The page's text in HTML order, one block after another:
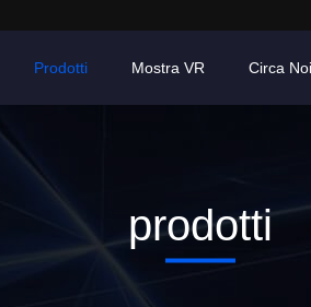
Prodotti Mostra VR Circa Noi
prodotti